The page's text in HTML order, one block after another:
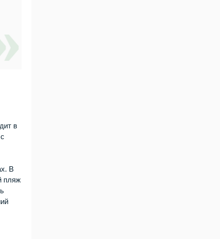
в
В
пляж